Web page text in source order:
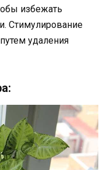
избежать
Стимулирование
удаления